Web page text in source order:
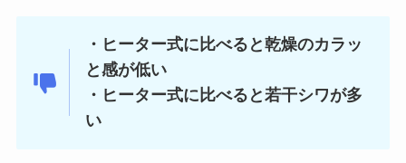
・ヒーター式に比べると乾燥のカラッ
と感が低い
・ヒーター式に比べると若干シワが多
い